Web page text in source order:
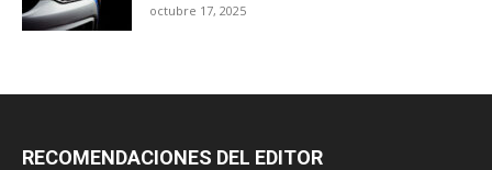
octubre 17, 2025
RECOMENDACIONES DEL EDITOR